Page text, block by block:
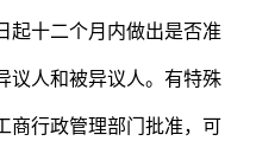
起十二个月内做出是否准
议人和被异议人。有特殊
商行政管理部门批准，可